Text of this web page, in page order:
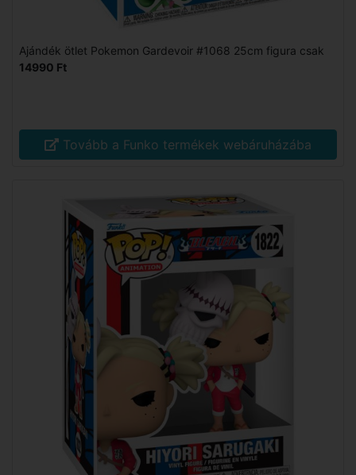
Ajándék ötlet Pokemon Gardevoir #1068 25cm figura csak
14990 Ft
Tovább a Funko termékek webáruházába